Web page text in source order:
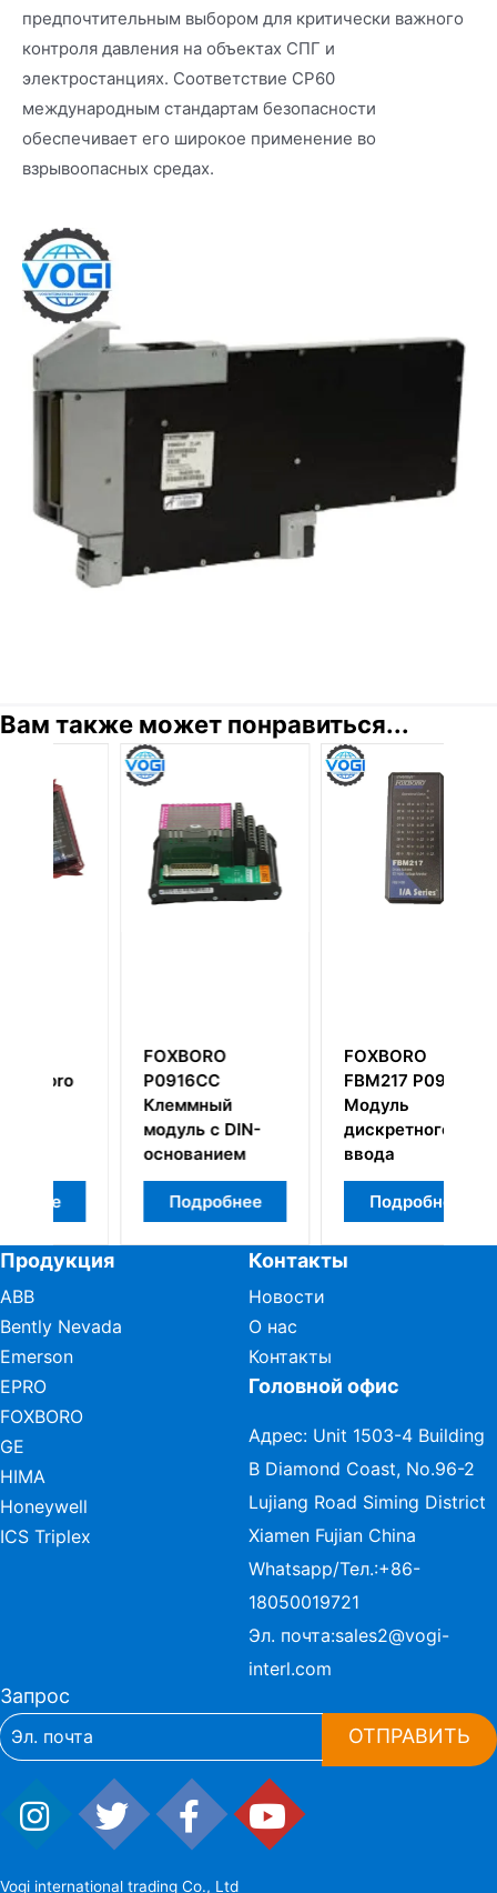
предпочтительным выбором для критически важного
контроля давления на объектах СПГ и
электростанциях. Соответствие CP60
международным стандартам безопасности
обеспечивает его широкое применение во
взрывоопасных средах.
Вам также может понравиться...
FOXBORO
FBM217 P0914TR
Модуль
дискретного
ввода
Подробнее
Foxboro
0303419B
SF0619F427
аналоговые
модули
Подробнее
Продукция
ABB
Bently Nevada
Emerson
EPRO
FOXBORO
GE
HIMA
Honeywell
ICS Triplex
Контакты
Новости
О нас
Контакты
Головной офис
Адрес: Unit 1503-4 Building
B Diamond Coast, No.96-2
Lujiang Road Siming District
Xiamen Fujian China
Whatsapp/Тел.:+86-
18050019721
Эл. почта:sales2@vogi-
interl.com
Запрос
ОТПРАВИТЬ
Vogi international trading Co., Ltd